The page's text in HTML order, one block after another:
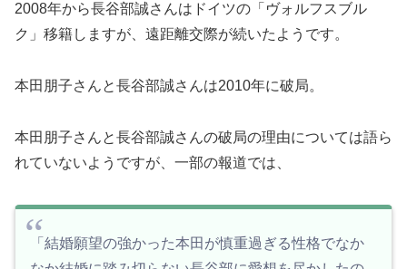
2008年から長谷部誠さんはドイツの「ヴォルフスブル
ク」移籍しますが、遠距離交際が続いたようです。
本田朋子さんと長谷部誠さんは2010年に破局。
本田朋子さんと長谷部誠さんの破局の理由については語ら
れていないようですが、一部の報道では、
「結婚願望の強かった本田が慎重過ぎる性格でなか